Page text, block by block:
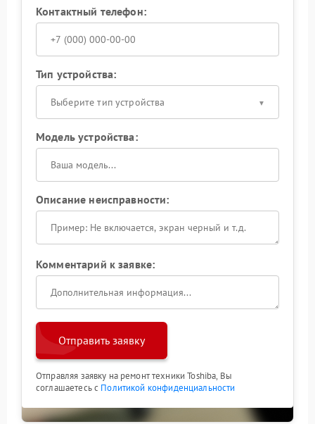
Контактный телефон:
Тип устройства:
Выберите тип устройства
Модель устройства:
Описание неисправности:
Комментарий к заявке:
Отправить заявку
Отправляя заявку на ремонт техники Toshiba, Вы
соглашаетесь с Политикой конфиденциальности